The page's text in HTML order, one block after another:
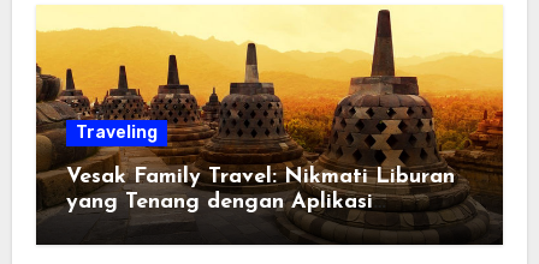
Traveling
Vesak Family Travel: Nikmati Liburan
yang Tenang dengan Aplikasi
Pemindai PDF